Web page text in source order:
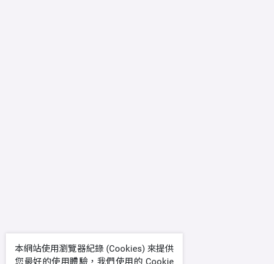
本網站使用瀏覽器紀錄 (Cookies) 來提供
您最好的使用體驗，我們使用的 Cookie